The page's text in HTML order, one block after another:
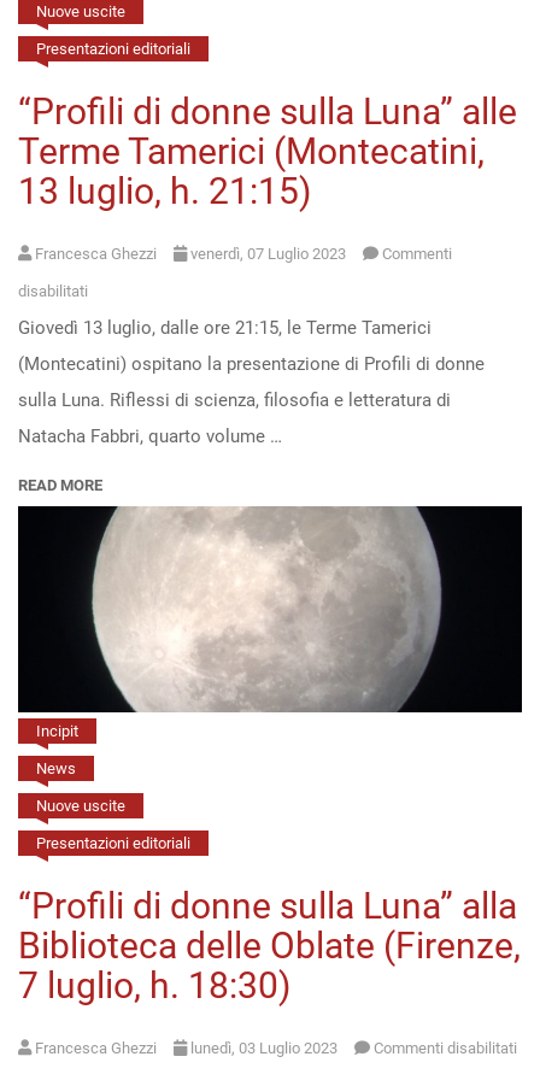
Nuove uscite
Presentazioni editoriali
“Profili di donne sulla Luna” alle
Terme Tamerici (Montecatini,
13 luglio, h. 21:15)
Francesca Ghezzi venerdì, 07 Luglio 2023 Commenti
disabilitati
“Profili
di
donne
sulla
alle
Terme
Tamerici
(Montecatini,
13
luglio,
h.
21:15)
Giovedì 13 luglio, dalle ore 21:15, le Terme Tamerici
(Montecatini) ospitano la presentazione di Profili di donne
sulla Luna. Riflessi di scienza, filosofia e letteratura di
Natacha Fabbri, quarto volume …
READ MORE
Incipit
News
Nuove uscite
Presentazioni editoriali
“Profili di donne sulla Luna” alla
Biblioteca delle Oblate (Firenze,
7 luglio, h. 18:30)
Francesca Ghezzi lunedì, 03 Luglio 2023
Commenti disabilitati